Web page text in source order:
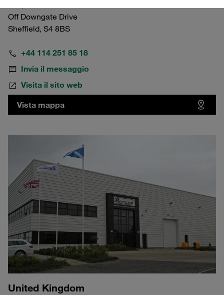
Off Downgate Drive
Sheffield, S4 8BS
+44 114 251 85 18
Invia il messaggio
Visita il sito web
Vista mappa
United Kingdom